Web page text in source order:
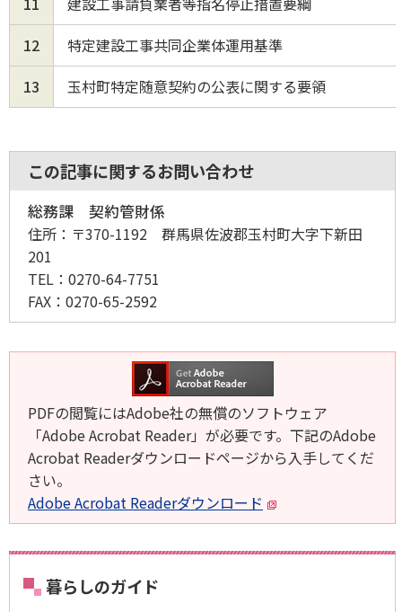
12
特定建設工事共同企業体運用基準
13
玉村町特定随意契約の公表に関する要領
この記事に関するお問い合わせ
総務課 契約管財係
住所： 〒370-1192 群馬県佐波郡玉村町大字下新田
201
TEL： 0270-64-7751
FAX： 0270-65-2592
PDFの閲覧にはAdobe社の無償のソフトウェア
「Adobe Acrobat Reader」が必要です。下記のAdobe
Acrobat Readerダウンロードページから入手してくだ
さい。
Adobe Acrobat Readerダウンロード
暮らしのガイド